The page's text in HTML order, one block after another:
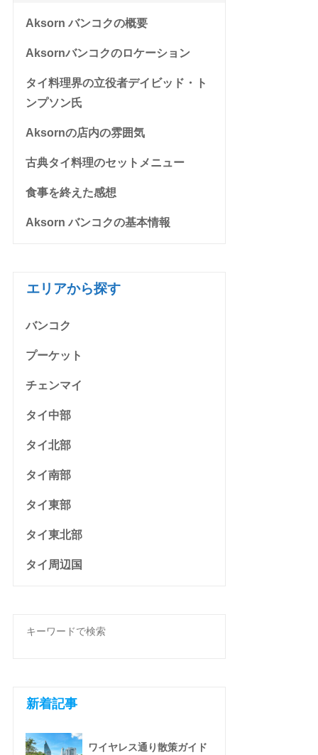
Aksorn バンコクの概要
Aksornバンコクのロケーション
タイ料理界の立役者デイビッド・ト
ンプソン氏
Aksornの店内の雰囲気
古典タイ料理のセットメニュー
食事を終えた感想
Aksorn バンコクの基本情報
エリアから探す
バンコク
プーケット
チェンマイ
タイ中部
タイ北部
タイ南部
タイ東部
タイ東北部
タイ周辺国
新着記事
ワイヤレス通り散策ガイド